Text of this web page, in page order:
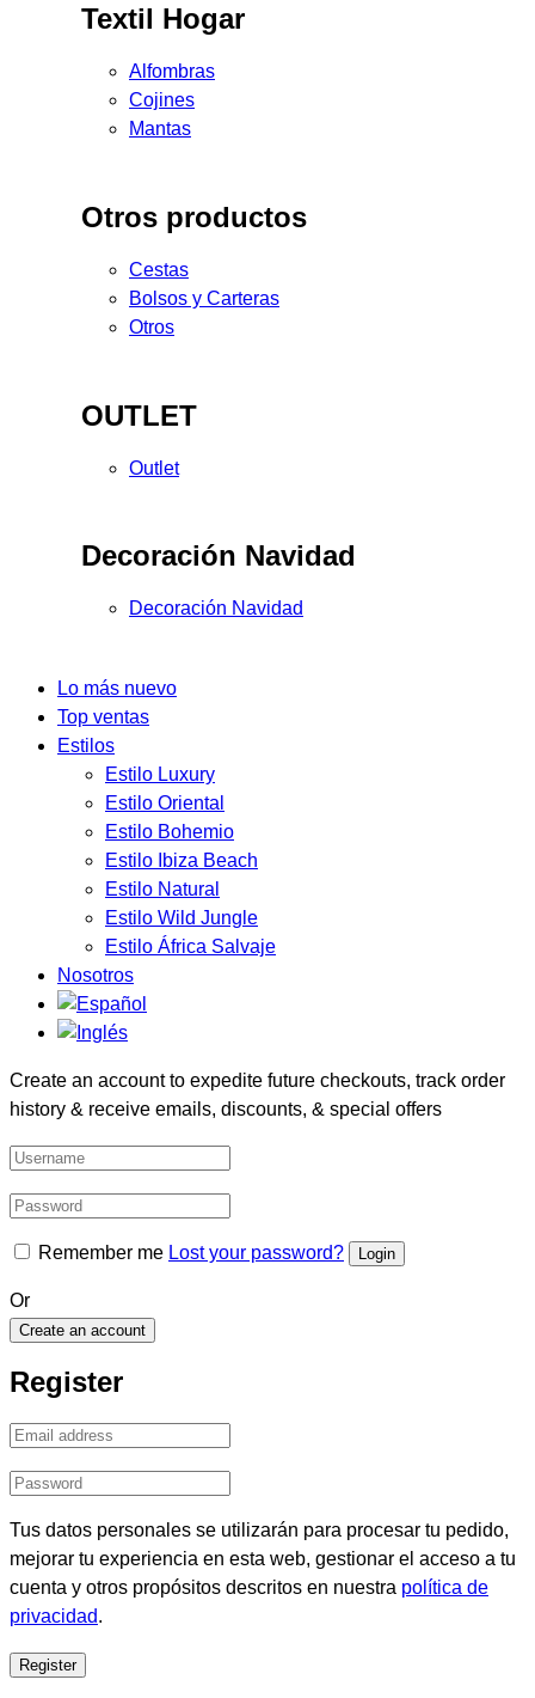
Textil Hogar
Alfombras
Cojines
Mantas
Otros productos
Cestas
Bolsos y Carteras
Otros
OUTLET
Outlet
Decoración Navidad
Decoración Navidad
Lo más nuevo
Top ventas
Estilos
Estilo Luxury
Estilo Oriental
Estilo Bohemio
Estilo Ibiza Beach
Estilo Natural
Estilo Wild Jungle
Estilo África Salvaje
Nosotros
Create an account to expedite future checkouts, track order
history & receive emails, discounts, & special offers
Remember me Lost your password?
Or
Create an account
Register
Tus datos personales se utilizarán para procesar tu pedido,
mejorar tu experiencia en esta web, gestionar el acceso a tu
cuenta y otros propósitos descritos en nuestra política de
privacidad.